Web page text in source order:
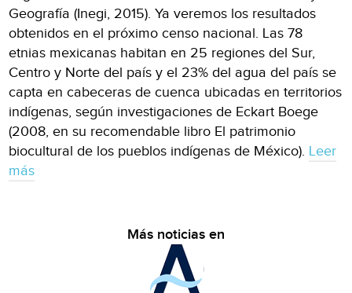
Geografía (Inegi, 2015). Ya veremos los resultados
obtenidos en el próximo censo nacional. Las 78
etnias mexicanas habitan en 25 regiones del Sur,
Centro y Norte del país y el 23% del agua del país se
capta en cabeceras de cuenca ubicadas en territorios
indígenas, según investigaciones de Eckart Boege
(2008, en su recomendable libro El patrimonio
biocultural de los pueblos indígenas de México). Leer
más
Más noticias en